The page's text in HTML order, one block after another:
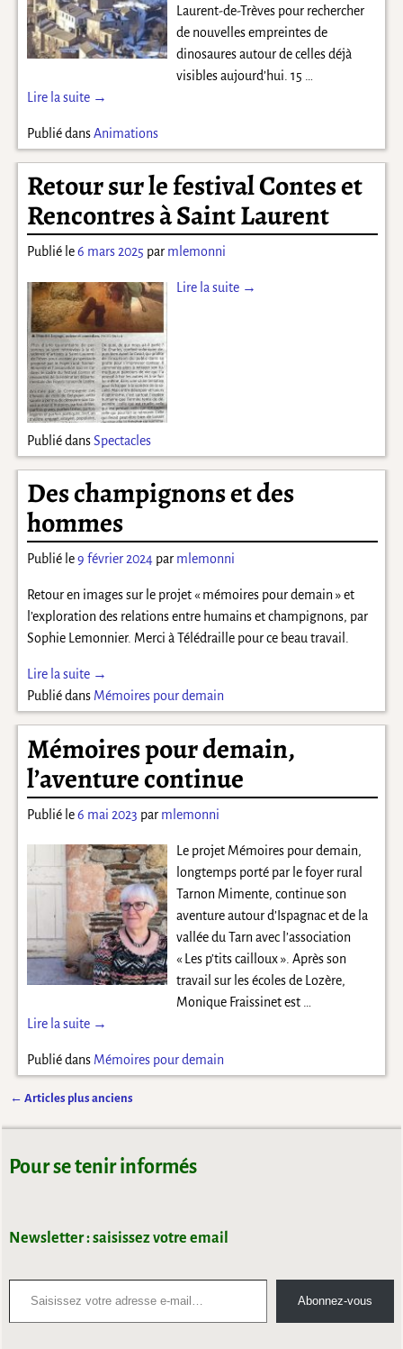
Laurent-de-Trèves pour rechercher
de nouvelles empreintes de
dinosaures autour de celles déjà
visibles aujourd’hui. 15
Lire la suite →
Publié dansAnimations
Retour sur le festival Contes et
Rencontres à Saint Laurent
Publié le6 mars 2025 par mlemonni
Lire la suite →
Publié dansSpectacles
Des champignons et des
hommes
Publié le9 février 2024 par mlemonni
Retour en images sur le projet « mémoires pour demain » et
l’exploration des relations entre humains et champignons, par
Sophie Lemonnier. Merci à Télédraille pour ce beau travail.
Lire la suite →
Publié dans Mémoires pour demain
Mémoires pour demain,
l’aventure continue
Publié le6 mai 2023 par mlemonni
Le projet Mémoires pour demain,
longtemps porté par le foyer rural
Tarnon Mimente, continue son
aventure autour d’Ispagnac et de la
vallée du Tarn avec l’association
« Les p’tits cailloux ». Après son
travail sur les écoles de Lozère,
Monique Fraissinet est
Lire la suite →
Publié dans Mémoires pour demain
← Articles plus anciens
Pour se tenir informés
Newsletter : saisissez votre email
Abonnez-vous